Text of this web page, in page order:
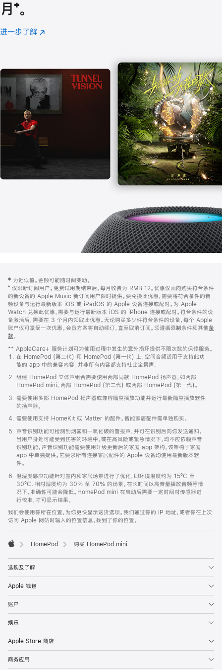
月 脚
注
⁺。
进一步了解 Apple
(在
口
中
打
开)
页
页
脚
注
‡ 为近似值。金额可能随时间变动。
⁺ 仅限新订阅用户。免费试用期结束后，每月收费为 RMB 12。优惠仅面向购买符合条件
的新设备的 Apple Music 新订阅用户限时提供。要兑换此优惠，需要将符合条件的音
频设备与运行最新版本 iOS 或 iPadOS 的 Apple 设备连接或配对。为 Apple
Watch 兑换此优惠，需要与运行最新版本 iOS 的 iPhone 连接或配对。符合条件的设
备激活后，需要在 3 个月内领取此优惠。无论购买多少件符合条件的设备，每个 Apple
账户仅可享受一次优惠。会员方案将自动续订，直至取消订阅。须遵循限制条件和其他条
款。
窗
口
中
打
开)
** AppleCare+ 服务计划可为使用过程中发生的意外损坏提供不限次数的保修服务。
在 HomePod (第二代) 和 HomePod (第一代) 上，空间音频适用于支持此功
能的 app 中的兼容内容。并非所有内容都支持杜比全景声。
组建 HomePod 立体声组合需要使用两部同款 HomePod 扬声器，如两部
HomePod mini、两部 HomePod (第二代) 或两部 HomePod (第一代)。
需要使用多部 HomePod 扬声器或兼容隔空播放功能并运行最新隔空播放软件
的扬声器。
需要使用支持 HomeKit 或 Matter 的配件。智能家居配件需单独购买。
声音识别功能可检测到烟雾和一氧化碳的警报声，并可在识别后向你发送通知。
当用户身处可能受到伤害的环境中，或在高风险或紧急情况下，均不应依赖声音
识别功能。声音识别功能需要使用升级更新后的家庭 app 架构，该架构于家庭
app 中单独提供。它要求所有连接家居配件的 Apple 设备均使用最新版本软
件。
温湿度感应功能针对室内和家居场景进行了优化，即环境温度约为 15ºC 至
30ºC、相对湿度约为 30% 至 70% 的场景。在长时间以高音量播放音频等情
况下，准确性可能会降低。HomePod mini 在启动后需要一定时间对传感器进
行校准，才可显示结果。
我们会使用你所在位置，为你更快显示送货选项。我们通过你的 IP 地址，或者你在上次
访问 Apple 网站时输入的位置信息，找到了你的位置。
HomePod 购买 HomePod mini
选购及了解
Apple 钱包
账户
娱乐
Apple Store 商店
商务应用